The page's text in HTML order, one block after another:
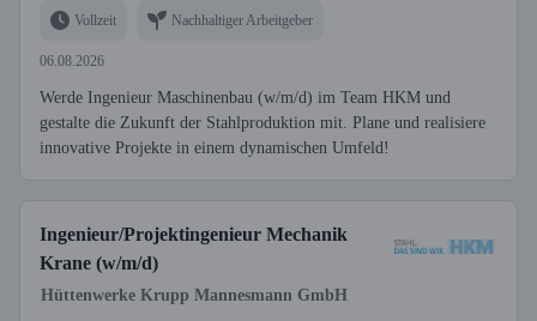
Vollzeit Nachhaltiger Arbeitgeber
06.08.2026
Werde Ingenieur Maschinenbau (w/m/d) im Team HKM und
gestalte die Zukunft der Stahlproduktion mit. Plane und realisiere
innovative Projekte in einem dynamischen Umfeld!
Ingenieur/Projektingenieur Mechanik
Krane (w/m/d)
Hüttenwerke Krupp Mannesmann GmbH